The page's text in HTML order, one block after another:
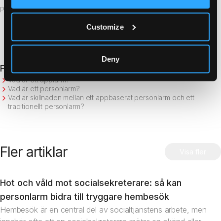
Customize
Deny
Publicerad 11 april 2019
Fler nyheter
Vad är ett applarm?
Vad är ett personlarm?
Vad är skillnaden mellan ett appbaserat personlarm och ett
traditionellt personlarm?
Fler artiklar
Artikel
Hot och våld mot socialsekreterare: så kan
personlarm bidra till tryggare hembesök
Hembesök är en central del av socialtjänstens arbete, men